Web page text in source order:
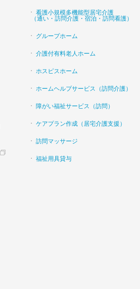
看護小規模多機能型居宅介護
（通い・訪問介護・宿泊・訪問看護）
グループホーム
介護付有料老人ホーム
ホスピスホーム
ホームヘルプサービス（訪問介護）
障がい福祉サービス（訪問）
ケアプラン作成（居宅介護支援）
訪問マッサージ
福祉用具貸与